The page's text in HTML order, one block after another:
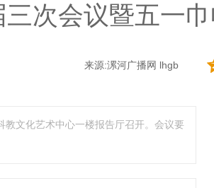
次会议暨五一
来源:漯河广播网 lhgb
文化艺术中心一楼报告厅召开。会议要